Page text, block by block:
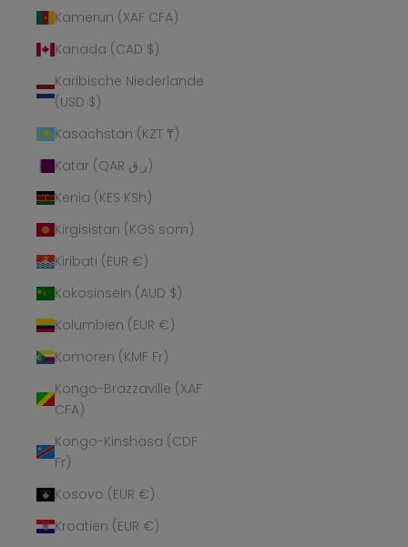
Kamerun (XAF CFA)
Kanada (CAD $)
Karibische Niederlande
(USD $)
Kasachstan (KZT ₸)
Katar (QAR ر.ق)
Kenia (KES KSh)
Kirgisistan (KGS som)
Kiribati (EUR €)
Kokosinseln (AUD $)
Kolumbien (EUR €)
Komoren (KMF Fr)
Kongo-Brazzaville (XAF
CFA)
Kongo-Kinshasa (CDF
Fr)
Kosovo (EUR €)
Kroatien (EUR €)